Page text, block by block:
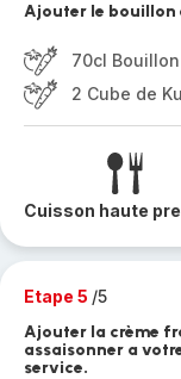
Ajouter le bouillon
70cl Bouillon
2 Cube de
Cuisson haute
Etape 5 /5
Ajouter la crème
assaisonner a
service.